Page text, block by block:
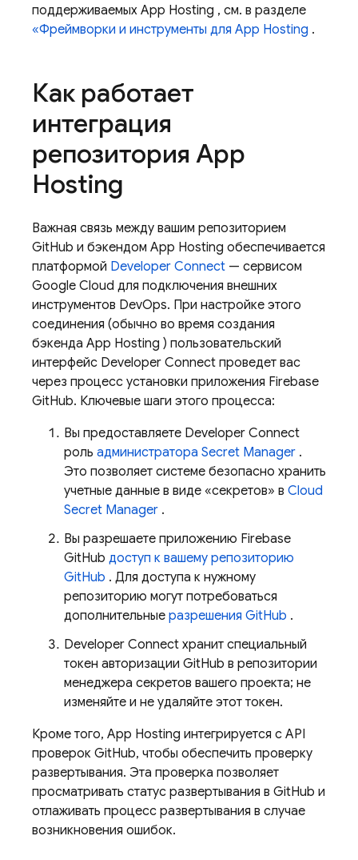
поддерживаемых App Hosting , см. в разделе
«Фреймворки и инструменты для App Hosting .
Как работает
интеграция
репозитория App
Hosting
Важная связь между вашим репозиторием
GitHub и бэкендом App Hosting обеспечивается
платформой Developer Connect — сервисом
Google Cloud для подключения внешних
инструментов DevOps. При настройке этого
соединения (обычно во время создания
бэкенда App Hosting ) пользовательский
интерфейс Developer Connect проведет вас
через процесс установки приложения Firebase
GitHub. Ключевые шаги этого процесса:
Вы предоставляете Developer Connect
роль администратора Secret Manager .
Это позволяет системе безопасно хранить
учетные данные в виде «секретов» в Cloud
Secret Manager .
Вы разрешаете приложению Firebase
GitHub доступ к вашему репозиторию
GitHub . Для доступа к нужному
репозиторию могут потребоваться
дополнительные разрешения GitHub .
Developer Connect хранит специальный
токен авторизации GitHub в репозитории
менеджера секретов вашего проекта; не
изменяйте и не удаляйте этот токен.
Кроме того, App Hosting интегрируется с API
проверок GitHub, чтобы обеспечить проверку
развертывания. Эта проверка позволяет
просматривать статус развертывания в GitHub и
отлаживать процесс развертывания в случае
возникновения ошибок.